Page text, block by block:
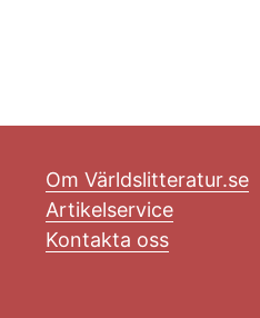
Om Världslitteratur.se
Artikelservice
Kontakta oss